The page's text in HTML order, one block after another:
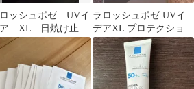
ッシュポゼ UVイ
XL 日焼け止め
ラロッシュポゼ UVイ
デアXL プロテクション
トーンアップローズ＋